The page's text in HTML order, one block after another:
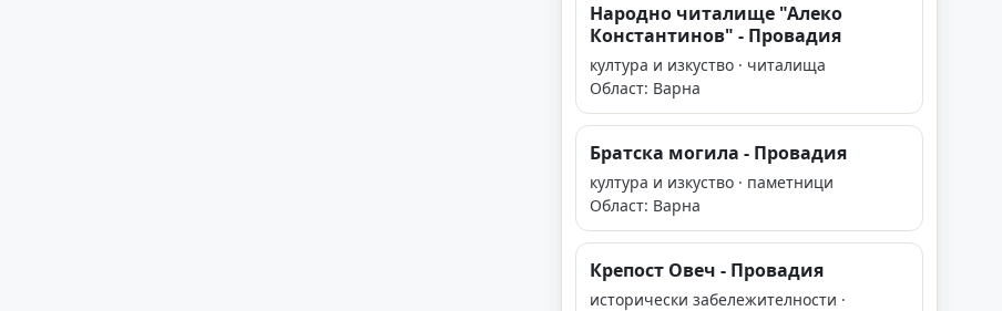
Народно читалище "Алеко
Константинов" - Провадия
култура и изкуство · читалища
Област: Варна
Братска могила - Провадия
култура и изкуство · паметници
Област: Варна
Крепост Овеч - Провадия
исторически забележителности ·